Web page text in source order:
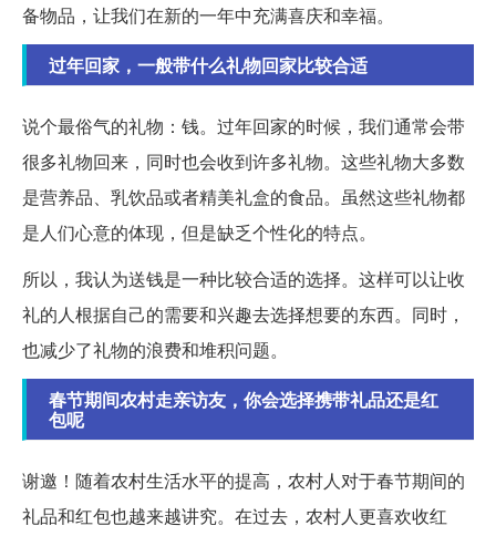
备物品，让我们在新的一年中充满喜庆和幸福。
过年回家，一般带什么礼物回家比较合适
说个最俗气的礼物：钱。过年回家的时候，我们通常会带
很多礼物回来，同时也会收到许多礼物。这些礼物大多数
是营养品、乳饮品或者精美礼盒的食品。虽然这些礼物都
是人们心意的体现，但是缺乏个性化的特点。
所以，我认为送钱是一种比较合适的选择。这样可以让收
礼的人根据自己的需要和兴趣去选择想要的东西。同时，
也减少了礼物的浪费和堆积问题。
春节期间农村走亲访友，你会选择携带礼品还是红
包呢
谢邀！随着农村生活水平的提高，农村人对于春节期间的
礼品和红包也越来越讲究。在过去，农村人更喜欢收红